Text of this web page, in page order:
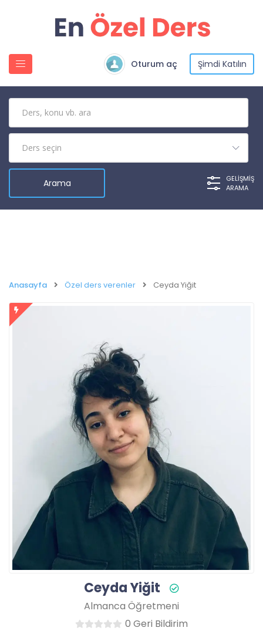
Oturum aç Şimdi Katılın
GELIŞMIŞ
ARAMA
Anasayfa Özel ders verenler Ceyda Yiğit
Ceyda Yiğit
Almanca Öğretmeni
0 Geri Bildirim